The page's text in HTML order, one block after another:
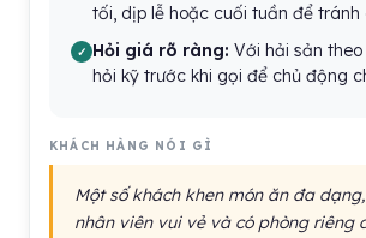
tối, dịp lễ hoặc cuối tuần để tránh
Hỏi giá rõ ràng: Với hải sản
hỏi kỹ trước khi gọi để chủ động
KHÁCH HÀNG NÓI GÌ
Một số khách khen món ăn đa
nhân viên vui vẻ và có phòng riêng